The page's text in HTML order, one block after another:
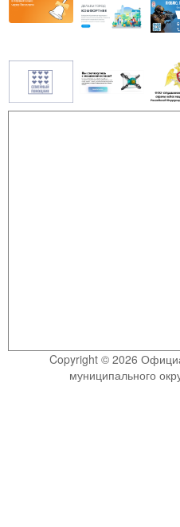
Copyright © 2026
муниципального